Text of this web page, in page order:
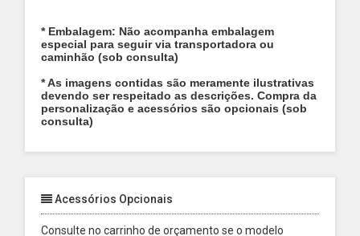
* Embalagem: Não acompanha embalagem
especial para seguir via transportadora ou
caminhão (sob consulta)
* As imagens contidas são meramente ilustrativas
devendo ser respeitado as descrições. Compra da
personalização e acessórios são opcionais (sob
consulta)
Acessórios Opcionais
Consulte no carrinho de orçamento se o modelo